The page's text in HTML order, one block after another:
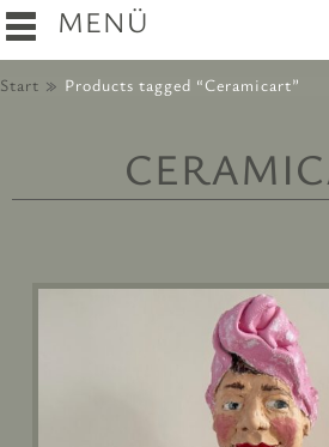
MENÜ
Start Products tagged “Ceramicart”